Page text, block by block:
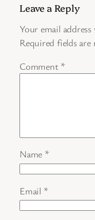
Leave a Reply
Your email
Required fields are
Comment *
Name *
Email *